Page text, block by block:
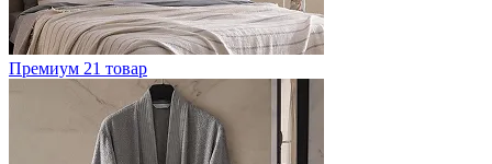
Премиум 21 товар